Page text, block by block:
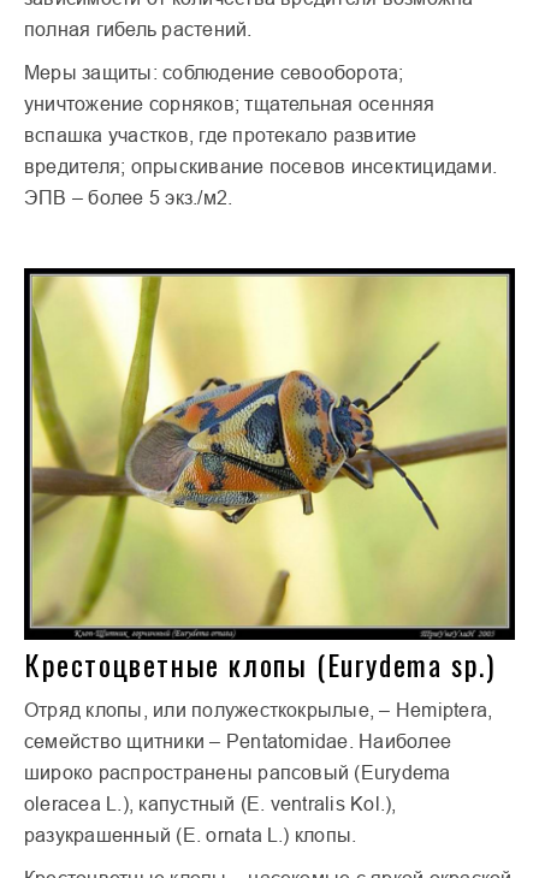
полная гибель растений.
Меры защиты: соблюдение севооборота;
уничтожение сорняков; тщательная осенняя
вспашка участков, где протекало развитие
вредителя; опрыскивание посевов инсектицидами.
ЭПВ – более 5 экз./м2.
Крестоцветные клопы (Eurydema sp.)
Отряд клопы, или полужесткокрылые, – Hemiptera,
семейство щитники – Pentatomidae. Наиболее
широко распространены рапсовый (Eurydema
oleracea L.), капустный (E. ventralis Kol.),
разукрашенный (E. ornata L.) клопы.